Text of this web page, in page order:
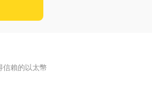
信賴的以太幣